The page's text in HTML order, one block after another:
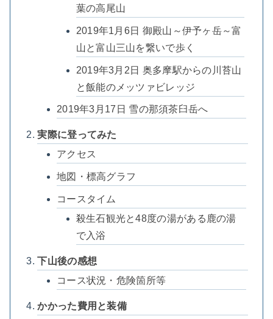
葉の高尾山
2019年1月6日 御殿山～伊予ヶ岳～富
山と富山三山を繋いで歩く
2019年3月2日 奥多摩駅からの川苔山
と飯能のメッツァビレッジ
2019年3月17日 雪の那須茶臼岳へ
実際に登ってみた
アクセス
地図・標高グラフ
コースタイム
殺生石観光と48度の湯がある鹿の湯
で入浴
下山後の感想
コース状況・危険箇所等
かかった費用と装備